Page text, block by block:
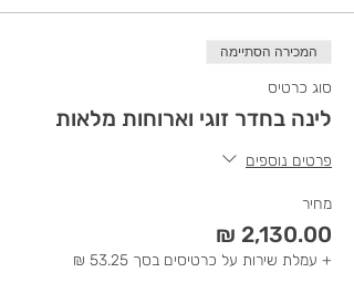
המכירה הסתיימה
סוג כרטיס
לינה בחדר זוגי וארוחות מלאות
פרטים נוספים
מחיר
+ עמלת שירות על כרטיסים בסך ‏53.25 ‏₪